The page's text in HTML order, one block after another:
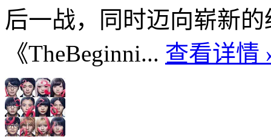
后一战，同时迈向崭新
《TheBeginni... 查看详情